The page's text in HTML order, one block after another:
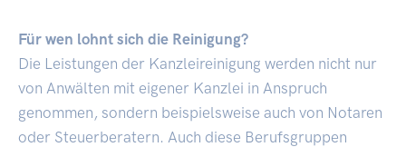
Für wen lohnt sich die Reinigung?
Die Leistungen der Kanzleireinigung werden nicht nur
von Anwälten mit eigener Kanzlei in Anspruch
genommen, sondern beispielsweise auch von Notaren
oder Steuerberatern. Auch diese Berufsgruppen